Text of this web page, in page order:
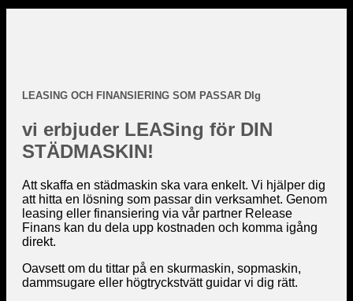
LEASING OCH FINANSIERING SOM PASSAR DIg
vi erbjuder LEASing för DIN
STÄDMASKIN!
Att skaffa en städmaskin ska vara enkelt. Vi hjälper dig
att hitta en lösning som passar din verksamhet. Genom
leasing eller finansiering via vår partner Release
Finans kan du dela upp kostnaden och komma igång
direkt.
Oavsett om du tittar på en skurmaskin, sopmaskin,
dammsugare eller högtryckstvätt guidar vi dig rätt.